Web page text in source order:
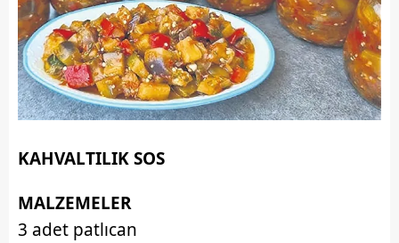
KAHVALTILIK SOS
MALZEMELER
3 adet patlıcan